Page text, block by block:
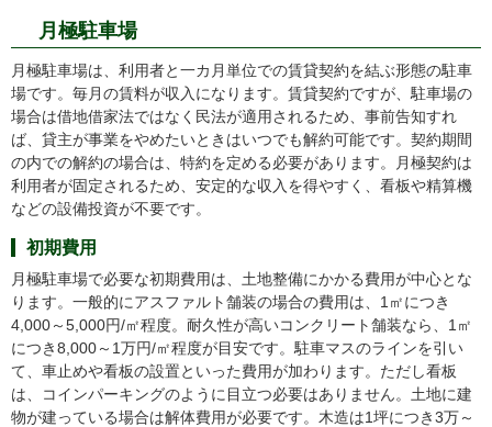
月極駐車場
月極駐車場は、利用者と一カ月単位での賃貸契約を結ぶ形態の駐車
場です。毎月の賃料が収入になります。賃貸契約ですが、駐車場の
場合は借地借家法ではなく民法が適用されるため、事前告知すれ
ば、貸主が事業をやめたいときはいつでも解約可能です。契約期間
の内での解約の場合は、特約を定める必要があります。月極契約は
利用者が固定されるため、安定的な収入を得やすく、看板や精算機
などの設備投資が不要です。
初期費用
月極駐車場で必要な初期費用は、土地整備にかかる費用が中心とな
ります。一般的にアスファルト舗装の場合の費用は、1㎡につき
4,000～5,000円/㎡程度。耐久性が高いコンクリート舗装なら、1㎡
につき8,000～1万円/㎡程度が目安です。駐車マスのラインを引い
て、車止めや看板の設置といった費用が加わります。ただし看板
は、コインパーキングのように目立つ必要はありません。土地に建
物が建っている場合は解体費用が必要です。木造は1坪につき3万～